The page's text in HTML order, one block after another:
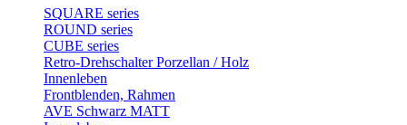
SQUARE series
ROUND series
CUBE series
Retro-Drehschalter Porzellan / Holz
Innenleben
Frontblenden, Rahmen
AVE Schwarz MATT